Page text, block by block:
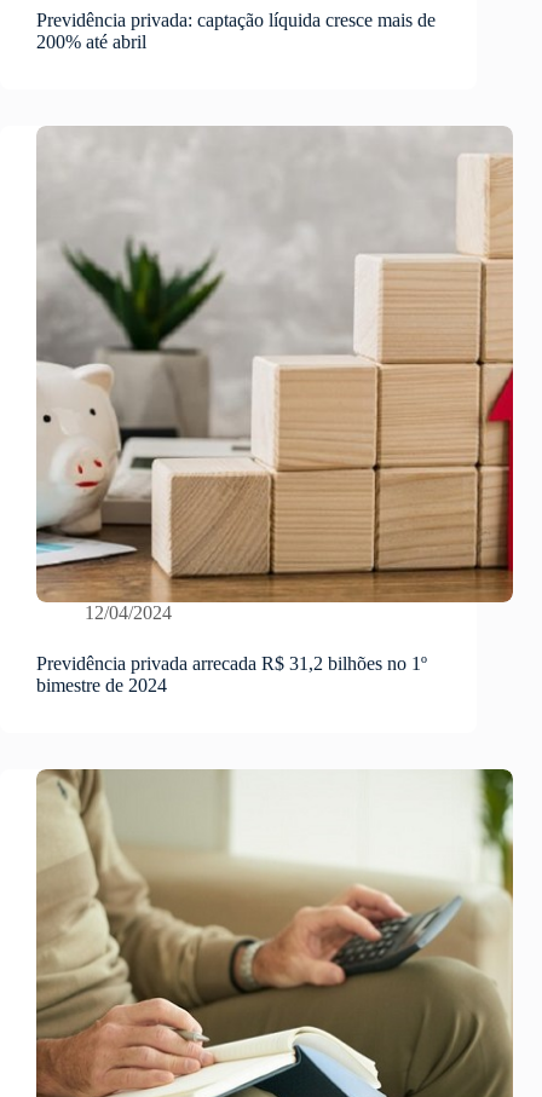
Previdência privada: captação líquida cresce mais de
200% até abril
12/04/2024
Previdência privada arrecada R$ 31,2 bilhões no 1º
bimestre de 2024